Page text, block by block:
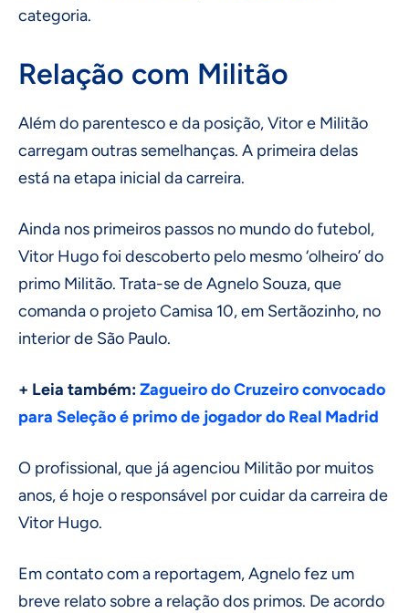
categoria.
Relação com Militão
Além do parentesco e da posição, Vitor e Militão
carregam outras semelhanças. A primeira delas
está na etapa inicial da carreira.
Ainda nos primeiros passos no mundo do futebol,
Vitor Hugo foi descoberto pelo mesmo ‘olheiro’ do
primo Militão. Trata-se de Agnelo Souza, que
comanda o projeto Camisa 10, em Sertãozinho, no
interior de São Paulo.
+ Leia também:Zagueiro do Cruzeiro convocado
para Seleção é primo de jogador do Real Madrid
O profissional, que já agenciou Militão por muitos
anos, é hoje o responsável por cuidar da carreira de
Vitor Hugo.
Em contato com a reportagem, Agnelo fez um
breve relato sobre a relação dos primos. De acordo